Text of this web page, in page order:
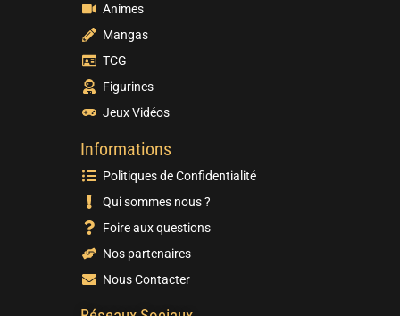
Animes
Mangas
TCG
Figurines
Jeux Vidéos
Informations
Politiques de Confidentialité
Qui sommes nous ?
Foire aux questions
Nos partenaires
Nous Contacter